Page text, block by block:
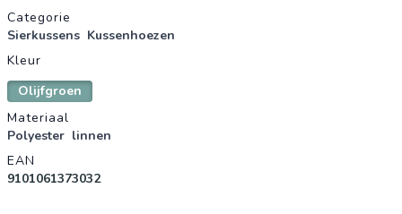
Productgegevens
Categorie
Sierkussens Kussenhoezen
Kleur
Olijfgroen
Materiaal
Polyester linnen
EAN
9101061373032